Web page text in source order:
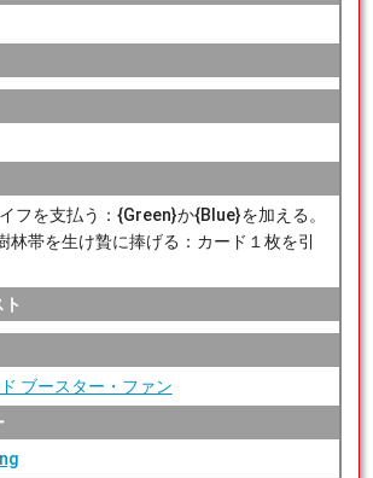
フを支払う：{Green}か{Blue}を加える。
林帯を生け贄に捧げる：カード１枚を引
ブースター・ファン